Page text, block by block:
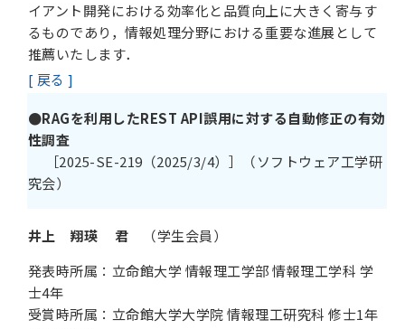
イアント開発における効率化と品質向上に大きく寄与す
るものであり，情報処理分野における重要な進展として
推薦いたします．
[ 戻る ]
●RAGを利用したREST API誤用に対する自動修正の有効
性調査
［2025-SE-219（2025/3/4）］（ソフトウェア工学研
究会）
井上 翔瑛 君 （学生会員）
発表時所属：立命館大学 情報理工学部 情報理工学科 学
士4年
受賞時所属：立命館大学大学院 情報理工研究科 修士1年